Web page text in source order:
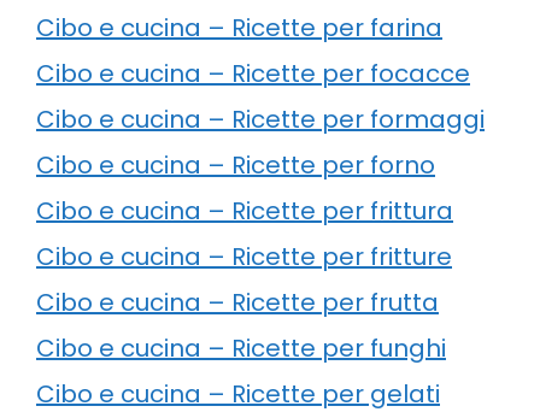
Cibo e cucina – Ricette per farina
Cibo e cucina – Ricette per focacce
Cibo e cucina – Ricette per formaggi
Cibo e cucina – Ricette per forno
Cibo e cucina – Ricette per frittura
Cibo e cucina – Ricette per fritture
Cibo e cucina – Ricette per frutta
Cibo e cucina – Ricette per funghi
Cibo e cucina – Ricette per gelati